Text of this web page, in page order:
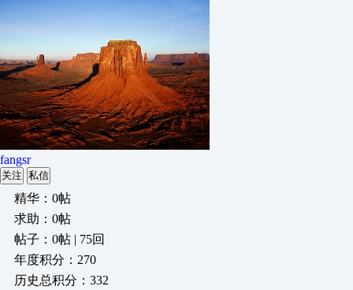
fangsr
关注 私信
精华：0帖
求助：0帖
帖子：0帖 | 75回
年度积分：270
历史总积分：332